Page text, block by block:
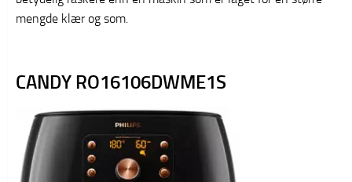
mengde klær og som.
CANDY RO16106DWME1S